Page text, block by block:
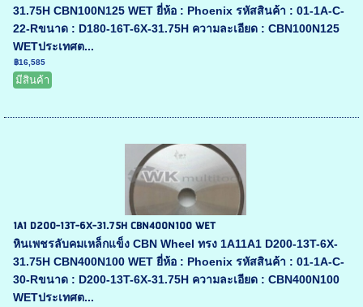
31.75H CBN100N125 WET ยี่ห้อ : Phoenix รหัสสินค้า : 01-1A-C-
22-Rขนาด : D180-16T-6X-31.75H ความละเอียด : CBN100N125
WETประเทศต...
฿16,585
มีสินค้า
1A1 D200-13T-6X-31.75H CBN400N100 WET
หินเพชรลับคมเหล็กแข็ง CBN Wheel ทรง 1A11A1 D200-13T-6X-
31.75H CBN400N100 WET ยี่ห้อ : Phoenix รหัสสินค้า : 01-1A-C-
30-Rขนาด : D200-13T-6X-31.75H ความละเอียด : CBN400N100
WETประเทศต...